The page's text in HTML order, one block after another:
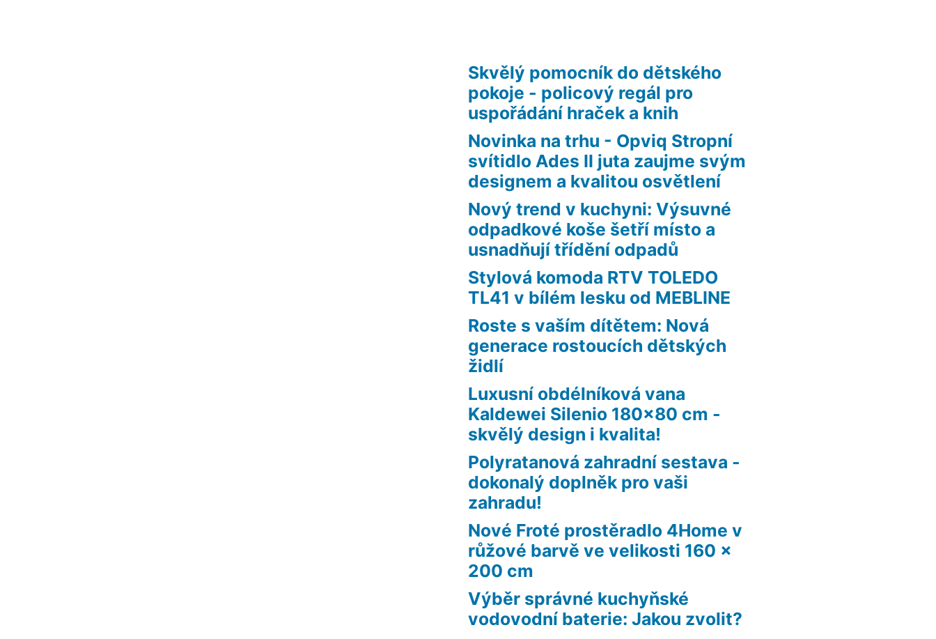
Skvělý pomocník do dětského
pokoje - policový regál pro
uspořádání hraček a knih
Novinka na trhu - Opviq Stropní
svítidlo Ades II juta zaujme svým
designem a kvalitou osvětlení
Nový trend v kuchyni: Výsuvné
odpadkové koše šetří místo a
usnadňují třídění odpadů
Stylová komoda RTV TOLEDO
TL41 v bílém lesku od MEBLINE
Roste s vaším dítětem: Nová
generace rostoucích dětských
židlí
Luxusní obdélníková vana
Kaldewei Silenio 180×80 cm -
skvělý design i kvalita!
Polyratanová zahradní sestava -
dokonalý doplněk pro vaši
zahradu!
Nové Froté prostěradlo 4Home v
růžové barvě ve velikosti 160 x
200 cm
Výběr správné kuchyňské
vodovodní baterie: Jakou zvolit?